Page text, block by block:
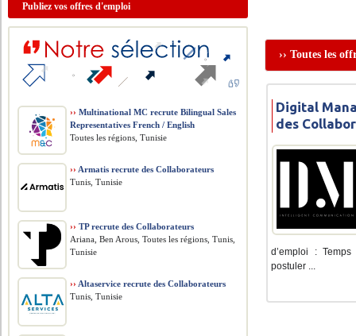
›› Toutes les
Digital
des
d’emploi :
postuler ...
Publiez vos offres d'emploi
›› Multinational MC recrute Bilingual Sales
Representatives French / English
Toutes les régions, Tunisie
›› Armatis recrute des Collaborateurs
Tunis, Tunisie
›› TP recrute des Collaborateurs
Ariana, Ben Arous, Toutes les régions, Tunis,
Tunisie
›› Altaservice recrute des Collaborateurs
Tunis, Tunisie